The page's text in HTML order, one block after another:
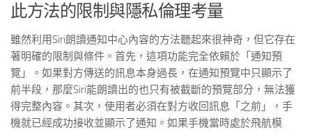
此方法的限制與隱私倫理考量
雖然利用Siri朗讀通知中心內容的方法聽起來很神奇，但它存在
著明確的限制與條件。首先，這項功能完全依賴於「通知預
覽」。如果對方傳送的訊息本身過長，在通知預覽中只顯示了
前半段，那麼Siri能朗讀出的也只有被截斷的預覽部分，無法獲
得完整內容。其次，使用者必須在對方收回訊息「之前」，手
機就已經成功接收並顯示了通知。如果手機當時處於飛航模